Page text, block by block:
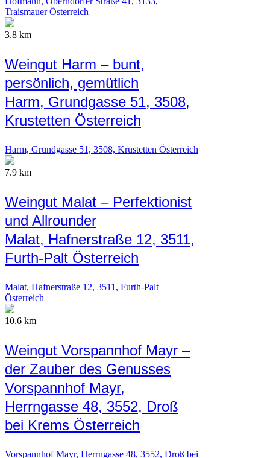
Traismauer Österreich
3.8 km
Weingut Harm – bunt,
persönlich, gemütlich
Harm, Grundgasse 51, 3508,
Krustetten Österreich
Harm, Grundgasse 51, 3508, Krustetten Österreich
7.9 km
Weingut Malat – Perfektionist
und Allrounder
Malat, Hafnerstraße 12, 3511,
Furth-Palt Österreich
Malat, Hafnerstraße 12, 3511, Furth-Palt
Österreich
10.6 km
Weingut Vorspannhof Mayr –
der Zauber des Genusses
Vorspannhof Mayr,
Herrngasse 48, 3552, Droß
bei Krems Österreich
Vorspannhof Mayr, Herrngasse 48, 3552, Droß bei